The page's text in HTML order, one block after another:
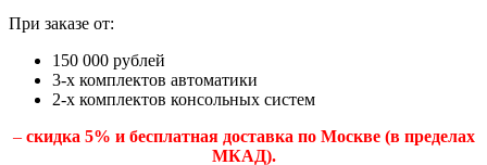
При заказе от:
150 000 рублей
3-х комплектов автоматики
2-х комплектов консольных систем
– скидка 5% и бесплатная доставка по Москве (в пределах
МКАД).